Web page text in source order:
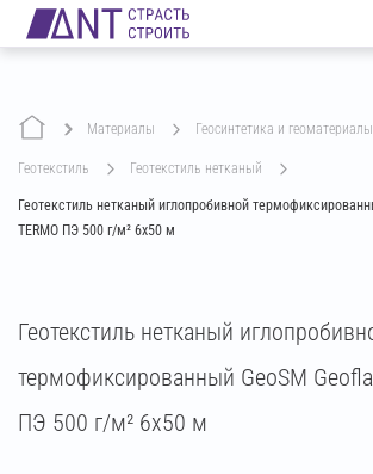
Материалы геосинтетика и геоматериалы
геотекстиль геотекстиль нетканый
Геотекстиль нетканый иглопробивной
TERMO ПЭ 500 г/м² 6х50 м
Геотекстиль нетканый
термофиксированный GeoSM
ПЭ 500 г/м² 6х50 м